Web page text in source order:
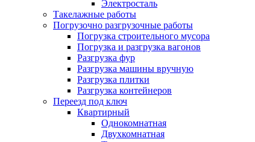
Электросталь
Такелажные работы
Погрузочно разгрузочные работы
Погрузка строительного мусора
Погрузка и разгрузка вагонов
Разгрузка фур
Разгрузка машины вручную
Разгрузка плитки
Разгрузка контейнеров
Переезд под ключ
Квартирный
Однокомнатная
Двухкомнатная